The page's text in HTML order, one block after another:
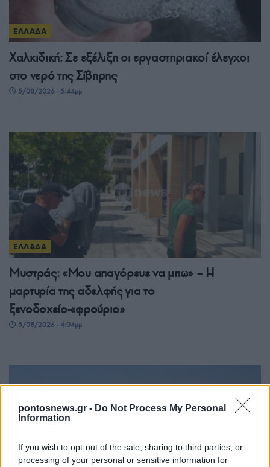
pontosnews.gr - Do Not Process My Personal
Information
If you wish to opt-out of the sale, sharing to third parties, or
processing of your personal or sensitive information for
ΕΛΛΑΔΑ
Χαλκιδική: Σε εξέλιξη οι εργαστηριακοί έλεγχοι
στο νερό της Σίβηρης
5/08/2026 - 5:44μμ
ΕΛΛΑΔΑ
Μυστράς: «Μου απαγόρευε να μπω» – Η
μαρτυρία της αδελφής για το
ξενοδοχείο-«φρούριο»
5/08/2026 - 4:04μμ